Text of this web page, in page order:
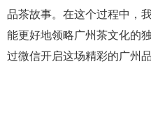
品茶故事。在这个过程中，
能更好地领略广州茶文化的
过微信开启这场精彩的广州